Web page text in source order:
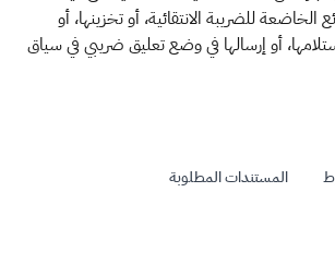
الخاضعة للضريبة الانتقائية، أو تخزينها، أو
استلامها، أو إرسالها في وضع تعليق ضريبي في سياق
المستندات المطلوبة